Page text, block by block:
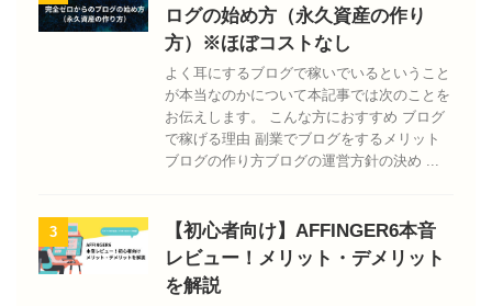
ログの始め方（永久資産の作り
方）※ほぼコストなし
よく耳にするブログで稼いでいるということ
が本当なのかについて本記事では次のことを
お伝えします。 こんな方におすすめ ブログ
で稼げる理由 副業でブログをするメリット
ブログの作り方ブログの運営方針の決め ...
3
【初心者向け】AFFINGER6本音
レビュー！メリット・デメリット
を解説